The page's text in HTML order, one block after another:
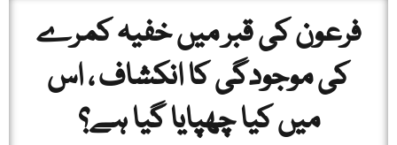
فرعون کی قبر میں خفیہ کمرے
کی موجودگی کا انکشاف ، اس
میں کیا چھپایا گیا ہے؟